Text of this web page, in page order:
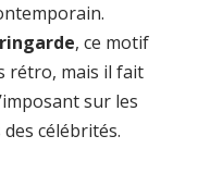
ringarde, ce motif
rétro, mais il fait
sur les
célébrités.